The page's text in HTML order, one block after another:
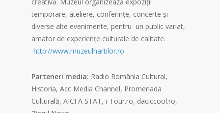
temporare, ateliere, conferințe, concerte și
diverse alte evenimente, pentru un public variat,
amator de experiențe culturale de calitate.
http://www.muzeulhartilor.ro
Parteneri media: Radio România Cultural,
Historia, Acc Media Channel, Promenada
Culturală, AICI A STAT, i-Tour.ro, daciccool.ro,